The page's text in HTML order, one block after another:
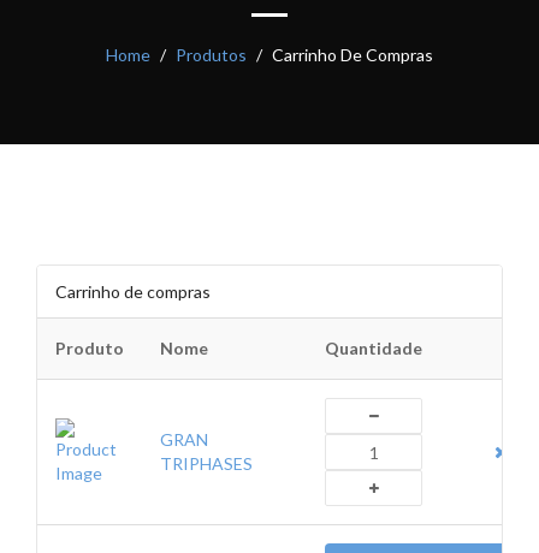
Home Produtos Carrinho De Compras
Carrinho de compras
Produto Nome Quantidade
GRAN
TRIPHASES